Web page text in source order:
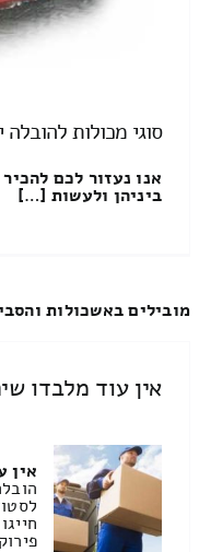
סוגי מכולות להובלה
אנו נעזור לכם
ביניהן ולעשות […]
מובילים באשכולות
אין עוד מלבדו
אין